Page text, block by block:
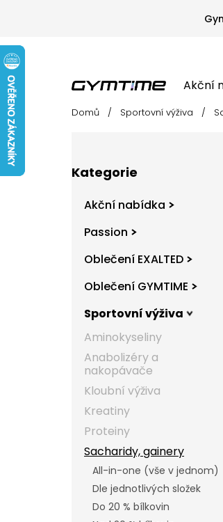
Akční
Akční nabídka Passion
Domů / Sportovní výživa /
kategorie
Kategorie
Akční nabídka
Passion
Oblečení EXALTED
Oblečení GYMTIME
Sportovní výživa
Aminokyseliny
Anabolizéry a
nakopávače
Kloubní výživa
Kreatiny
Proteiny
Sacharidy, gainery
All-in-one (vše v jednom)
Dle jednotlivých složek
Do 20 % bílkovin